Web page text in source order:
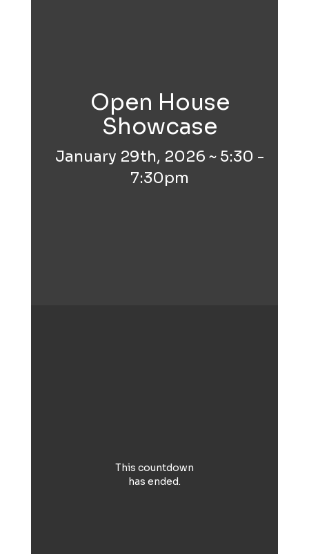
Open House
Showcase
January 29th, 2026 ~ 5:30 -
7:30pm
This countdown
has ended.